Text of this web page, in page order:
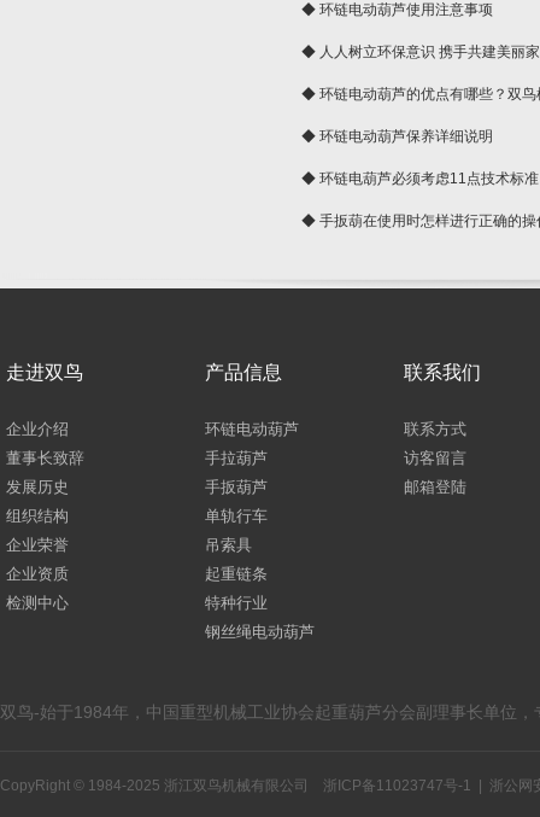
◆ 环链电动葫芦使用注意事项
◆ 人人树立环保意识 携手共建美丽
球◆ 环链电动葫芦的优点有哪些？双鸟
◆ 环链电动葫芦保养详细说明
◆ 环链电葫芦必须考虑11点技术标准
◆ 手扳葫在使用时怎样进行正确的操
走进双鸟
企业介绍
董事长致辞
发展历史
组织结构
企业荣誉
企业资质
检测中心
产品信息
环链电动葫芦
手拉葫芦
手扳葫芦
单轨行车
吊索具
起重链条
特种行业
钢丝绳电动葫芦
联系我们
联系方式
访客留言
邮箱登陆
双鸟-始于1984年，中国重型机械工业协会起重葫芦分会副理事长单位
CopyRight © 1984-2025 浙江双鸟机械有限公司 浙ICP备11023747号-1 浙公网